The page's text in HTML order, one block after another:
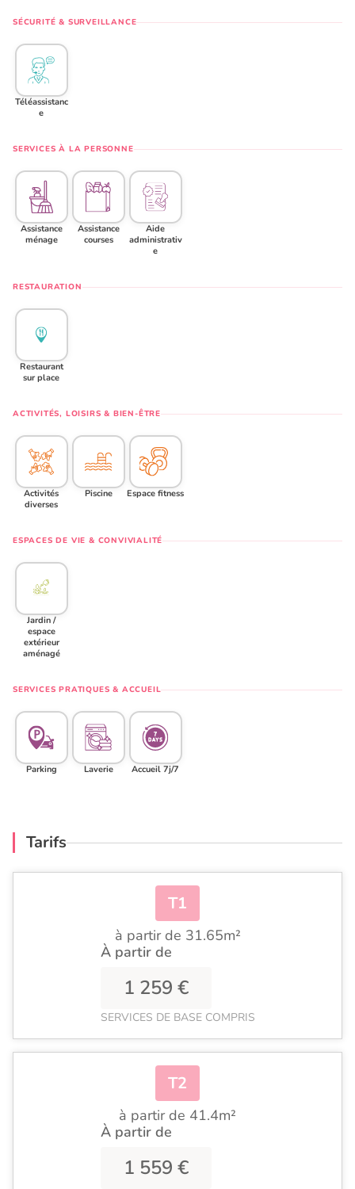
SÉCURITÉ & SURVEILLANCE
Téléassistanc
e
SERVICES À LA PERSONNE
Assistance
ménage
Assistance
courses
Aide
administrativ
e
RESTAURATION
Restaurant
sur place
ACTIVITÉS, LOISIRS & BIEN-ÊTRE
Activités
diverses
Piscine Espace fitness
ESPACES DE VIE & CONVIVIALITÉ
Jardin /
espace
extérieur
aménagé
SERVICES PRATIQUES & ACCUEIL
Parking Laverie Accueil 7j/7
Tarifs
T1
à partir de 31.65m²
À partir de
1 259 €
SERVICES DE BASE COMPRIS
T2
à partir de 41.4m²
À partir de
1 559 €